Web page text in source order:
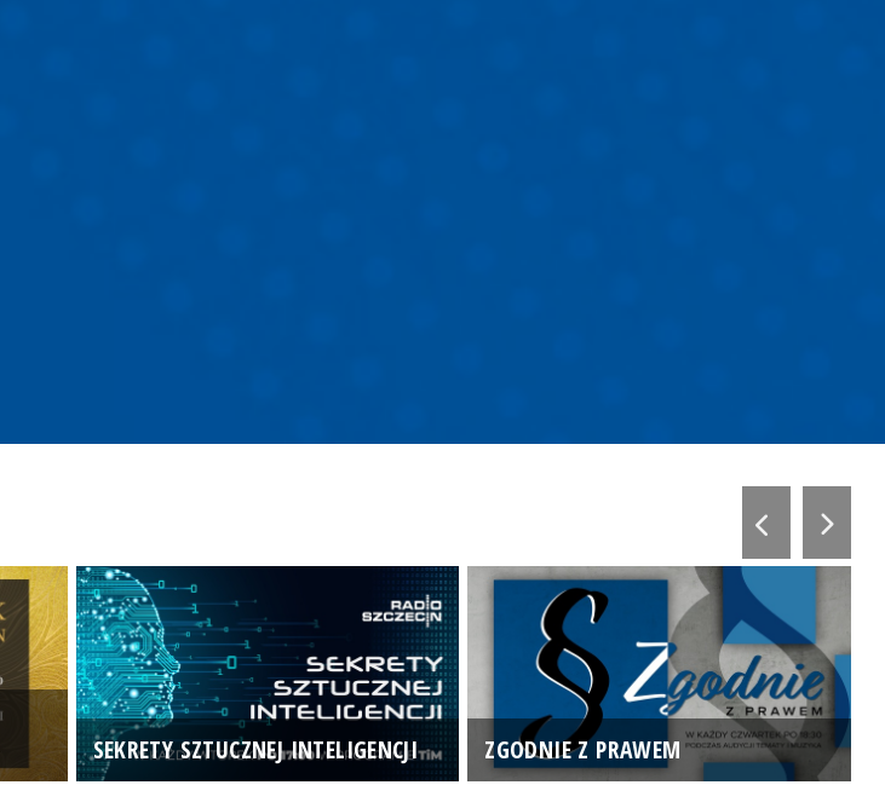
SEKRETY SZTUCZNEJ INTELIGENCJI ZGODNIE Z PRAWEM